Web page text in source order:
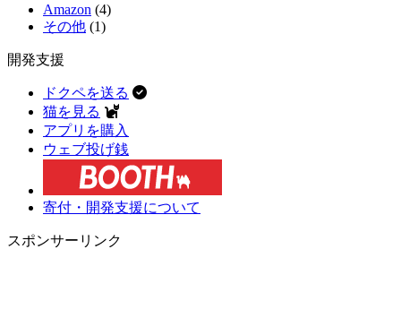
Amazon (4)
その他 (1)
開発支援
ドクペを送る
猫を見る
アプリを購入
ウェブ投げ銭
寄付・開発支援について
スポンサーリンク